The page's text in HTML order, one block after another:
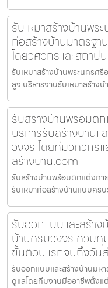
รับเหมาสร้างบ้านพร
ก่อสร้างบ้านมาตรฐา
โดยวิศวกรและสถาป
รับเหมาสร้างบ้านพระนครศ
สูง บริหารงานรับเหมาสร้าง
รับสร้างบ้านพร้อมต
บริการรับสร้างบ้านแ
วงจร โดยทีมวิศวกร
สร้างบ้าน.com
รับสร้างบ้านพร้อมตกแต่งภา
รับเหมาก่อสร้างบ้านแบบคร
รับออกแบบและสร้าง
บ้านครบวงจร ควบคุ
ขั้นตอนแรกจนถึงวัน
รับออกแบบและสร้างบ้านมห
ดูแลโดยทีมงานมืออาชีพตั้ง